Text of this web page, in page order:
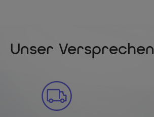
Unser Versprechen